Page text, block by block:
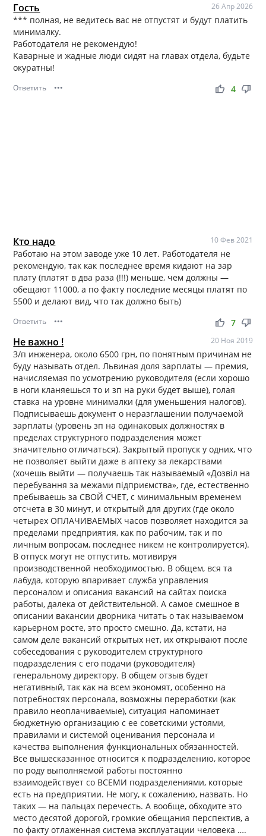
Гость 26 Апр 2026
*** полная, не ведитесь вас не отпустят и будут платить
минималку.
Работодателя не рекомендую!
Каварные и жадные люди сидят на главах отдела, будьте
окуратны!
Ответить ••• thumb_up thumb_down
4
Кто надо 10 Фев 2021
Работаю на этом заводе уже 10 лет. Работодателя не
рекомендую, так как последнее время кидают на зар
плату (платят в два раза (!!!) меньше, чем должны —
обещают 11000, а по факту последние месяцы платят по
5500 и делают вид, что так должно быть)
Ответить ••• thumb_up thumb_down
7
Не важно ! 20 Ноя 2019
З/п инженера, около 6500 грн, по понятным причинам не
буду называть отдел. Львиная доля зарплаты — премия,
начисляемая по усмотрению руководителя (если хорошо
в ноги кланяешься то и зп на руки будет выше), голая
ставка на уровне минималки (для уменьшения налогов).
Подписываешь документ о неразглашении получаемой
зарплаты (уровень зп на одинаковых должностях в
пределах структурного подразделения может
значительно отличаться). Закрытый пропуск у одних, что
не позволяет выйти даже в аптеку за лекарствами
(хочешь выйти — получаешь так называемый «Дозвіл на
перебування за межами підприємства», где, естественно
пребываешь за СВОЙ СЧЕТ, с минимальным временем
отсчета в 30 минут, и открытый для других (где около
четырех ОПЛАЧИВАЕМЫХ часов позволяет находится за
пределами предприятия, как по рабочим, так и по
личным вопросам, последнее никем не контролируется).
В отпуск могут не отпустить, мотивируя
производственной необходимостью. В общем, вся та
лабуда, которую впаривает служба управления
персоналом и описания вакансий на сайтах поиска
работы, далека от действительной. А самое смешное в
описании вакансии дворника читать о так называемом
карьерном росте, это просто смешно. Да, кстати, на
самом деле вакансий открытых нет, их открывают после
собеседования с руководителем структурного
подразделения с его подачи (руководителя)
генеральному директору. В общем отзыв будет
негативный, так как на всем экономят, особенно на
потребностях персонала, возможны переработки (как
правило неоплачиваемые), ситуация напоминает
бюджетную организацию с ее советскими устоями,
правилами и системой оценивания персонала и
качества выполнения функциональных обязанностей.
Все вышесказанное относится к подразделению, которое
по роду выполняемой работы постоянно
взаимодействует со ВСЕМИ подразделениями, которые
есть на предприятии. Не могу, к сожалению, назвать. Но
таких — на пальцах перечесть. А вообще, обходите это
место десятой дорогой, громкие обещания перспектив, а
по факту отлаженная система эксплуатации человека ….